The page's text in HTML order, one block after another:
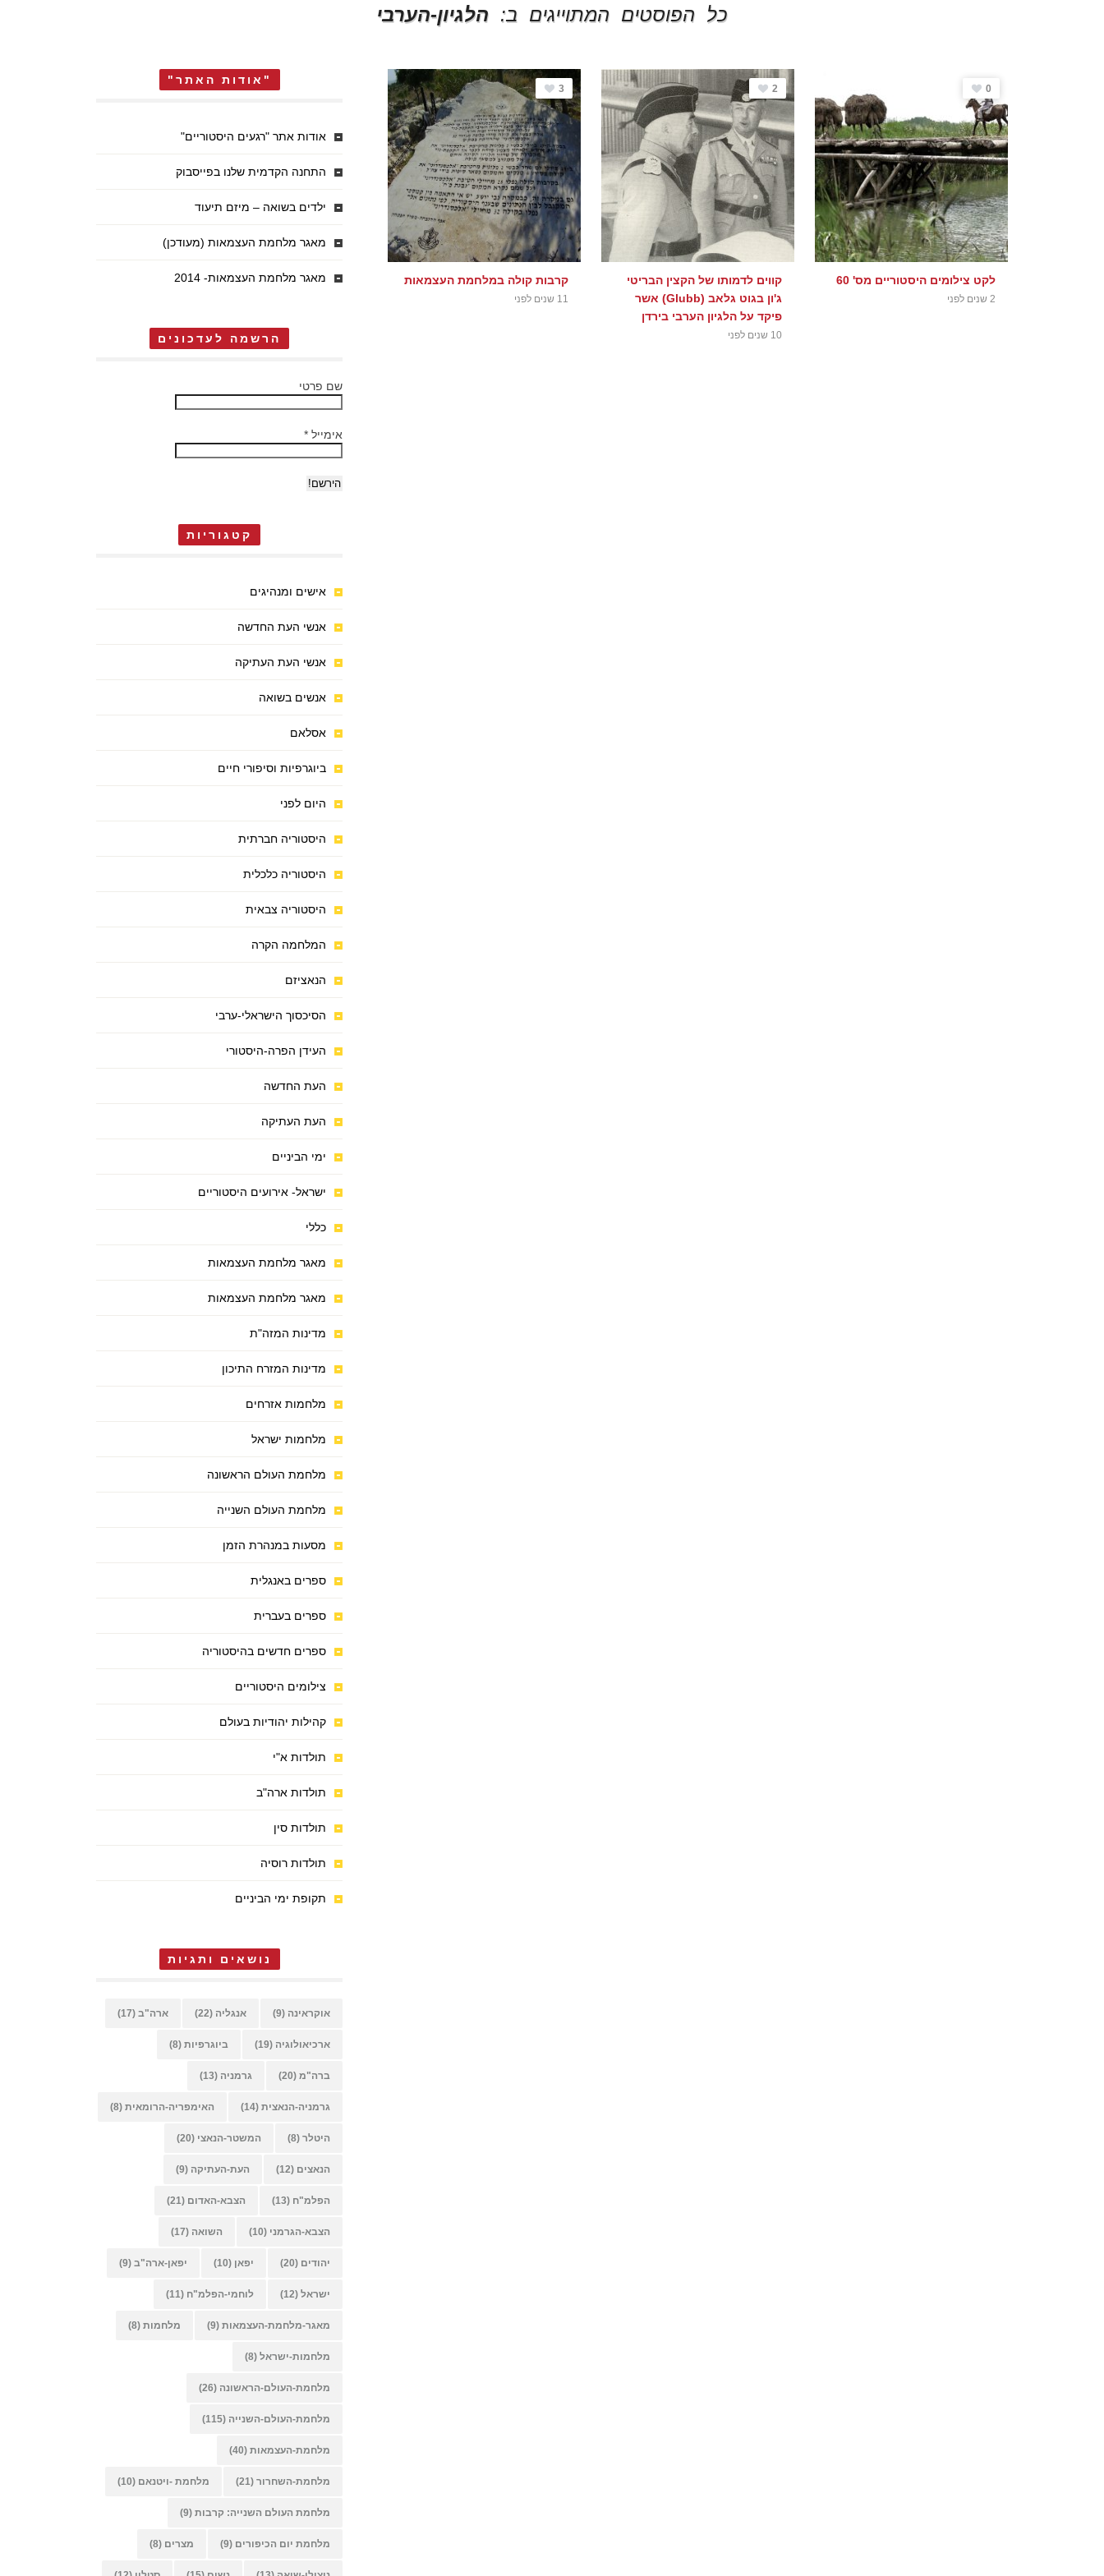
כל הפוסטים המתוייגים ב: הלגיון-הערבי
0
לקט צילומים היסטוריים מס' 60
2 שנים לפני
2
קווים לדמותו של הקצין הבריטי
ג'ון בגוט גלאב (Glubb) אשר
פיקד על הלגיון הערבי בירדן
10 שנים לפני
3
קרבות קולה במלחמת העצמאות
11 שנים לפני
"אודות האתר"
אודות אתר "רגעים היסטוריים"
התחנה הקדמית שלנו בפייסבוק
ילדים בשואה – מיזם תיעוד
מאגר מלחמת העצמאות (מעודכן)
מאגר מלחמת העצמאות- 2014
הרשמה לעדכונים
שם פרטי
אימייל *
קטגוריות
אישים ומנהיגים
אנשי העת החדשה
אנשי העת העתיקה
אנשים בשואה
אסלאם
ביוגרפיות וסיפורי חיים
היום לפני
היסטוריה חברתית
היסטוריה כלכלית
היסטוריה צבאית
המלחמה הקרה
הנאציזם
הסיכסוך הישראלי-ערבי
העידן הפרה-היסטורי
העת החדשה
העת העתיקה
ימי הביניים
ישראל- אירועים היסטוריים
כללי
מאגר מלחמת העצמאות
מאגר מלחמת העצמאות
מדינות המזה"ת
מדינות המזרח התיכון
מלחמות אזרחים
מלחמות ישראל
מלחמת העולם הראשונה
מלחמת העולם השנייה
מסעות במנהרת הזמן
ספרים באנגלית
ספרים בעברית
ספרים חדשים בהיסטוריה
צילומים היסטוריים
קהילות יהודיות בעולם
תולדות א"י
תולדות ארה"ב
תולדות סין
תולדות רוסיה
תקופת ימי הביניים
נושאים ותגיות
אוקראינה (9) אנגליה (22) ארה"ב (17)
ארכיאולוגיה (19) ביוגרפיות (8)
ברה"מ (20) גרמניה (13)
גרמניה-הנאצית (14) האימפריה-הרומאית (8)
היטלר (8) המשטר-הנאצי (20)
הנאצים (12) העת-העתיקה (9)
הפלמ"ח (13) הצבא-האדום (21)
הצבא-הגרמני (10) השואה (17)
יהודים (20) יפאן (10) יפאן-ארה"ב (9)
ישראל (12) לוחמי-הפלמ"ח (11)
מאגר-מלחמת-העצמאות (9) מלחמות (8)
מלחמות-ישראל (8)
מלחמת-העולם-הראשונה (26)
מלחמת-העולם-השנייה (115)
מלחמת-העצמאות (40)
מלחמת-השחרור (21) מלחמת -ויטנאם (10)
מלחמת העולם השנייה: קרבות (9)
מלחמת יום הכיפורים (9) מצרים (8)